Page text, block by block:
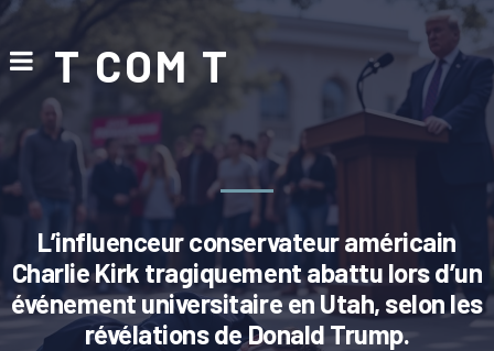
T COM T
L’influenceur conservateur américain
Charlie Kirk tragiquement abattu lors d’un
événement universitaire en Utah, selon les
révélations de Donald Trump.